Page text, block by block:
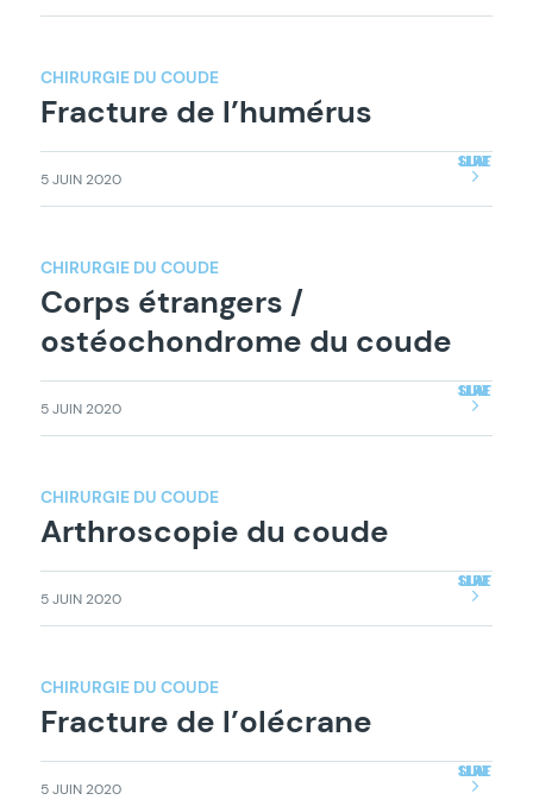
CHIRURGIE DU COUDE
Fracture de l’humérus
5 JUIN 2020
LIRE LA SUITE
CHIRURGIE DU COUDE
Corps étrangers /
ostéochondrome du coude
5 JUIN 2020
LIRE LA SUITE
CHIRURGIE DU COUDE
Arthroscopie du coude
5 JUIN 2020
LIRE LA SUITE
CHIRURGIE DU COUDE
Fracture de l’olécrane
5 JUIN 2020
LIRE LA SUITE